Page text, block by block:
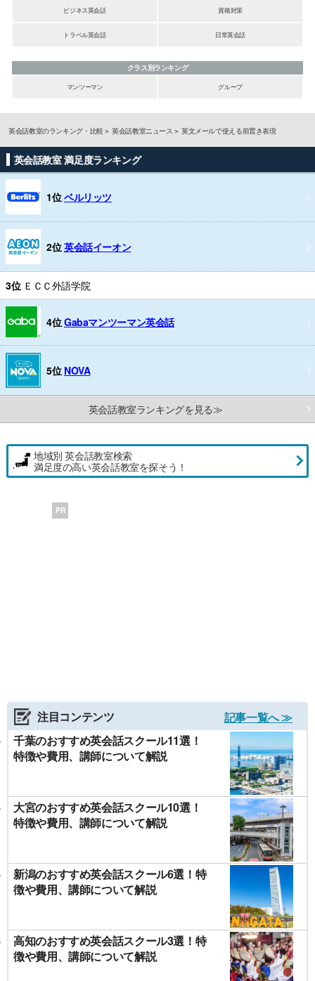
ビジネス英会話
資格対策
トラベル英会話 日常英会話
クラス別ランキング
マンツーマン
グループ
英会話教室のランキング・比較 英会話教室ニュース 英文メールで使える前置き表現
英会話教室 満足度ランキング
1位ベルリッツ
2位英会話イーオン
3位 ＥＣＣ外語学院
4位Gabaマンツーマン英会話
5位 NOVA
英会話教室ランキングを見る≫
地域別 英会話教室検索
満足度の高い英会話教室を探そう！
PR
注目コンテンツ
記事一覧へ ≫
千葉のおすすめ英会話スクール11選！
特徴や費用、講師について解説
大宮のおすすめ英会話スクール10選！
特徴や費用、講師について解説
新潟のおすすめ英会話スクール6選！特
徴や費用、講師について解説
高知のおすすめ英会話スクール3選！特
徴や費用、講師について解説